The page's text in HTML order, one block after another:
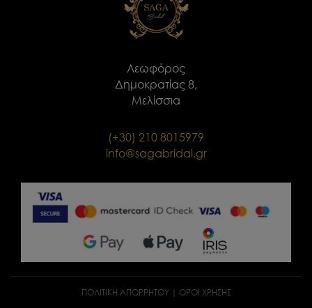
Λεωφόρος
Δημοκρατίας 8,
Μελίσσια
(+30) 210 8015979
info@sagabridal.gr
ΠΟΛΙΤΙΚΉ ΑΠΟΡΡΉΤΟΥ| ΟΡΟΙ ΧΡΗΣΗΣ